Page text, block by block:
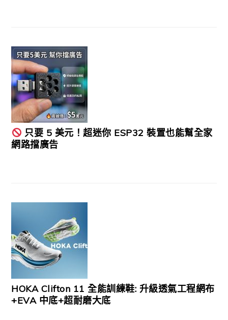
只要 5 美元！超迷你 ESP32 裝置也能幫全家
網路擋廣告
HOKA Clifton 11 全能訓練鞋: 升級透氣工程網布
+EVA 中底+超耐磨大底